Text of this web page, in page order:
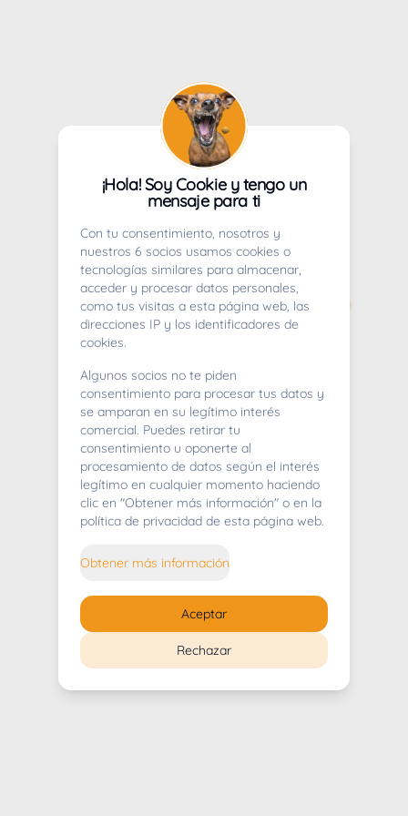
404
Whoops! Lo sentimos mucho.
¡Hola! Soy Cookie y tengo un
mensaje para ti
Con tu consentimiento, nosotros y
nuestros 6 socios usamos cookies o
tecnologías similares para almacenar,
acceder y procesar datos personales,
como tus visitas a esta página web, las
direcciones IP y los identificadores de
cookies.
Algunos socios no te piden
consentimiento para procesar tus datos y
se amparan en su legítimo interés
comercial. Puedes retirar tu
consentimiento u oponerte al
procesamiento de datos según el interés
legítimo en cualquier momento haciendo
clic en "Obtener más información" o en la
política de privacidad de esta página web.
Obtener más información
Rechazar
Aceptar